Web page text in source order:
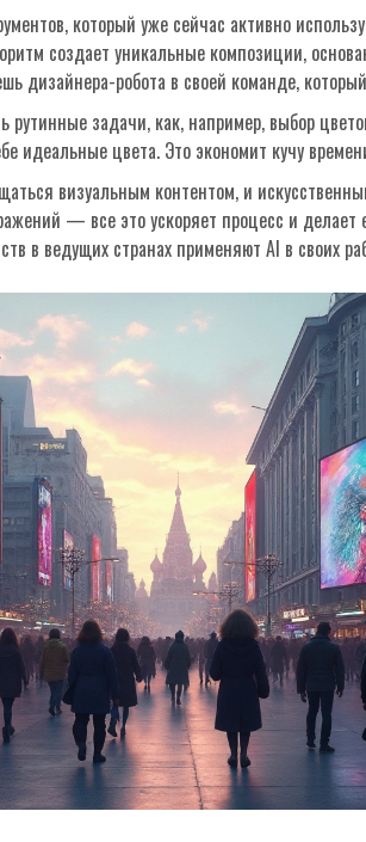
который уже сейчас активно
создает уникальные композиции,
дизайнера-робота в своей команде,
рутинные задачи, как, например, выбор
идеальные цвета. Это экономит кучу
визуальным контентом, и
— все это ускоряет процесс и делает
в ведущих странах применяют AI в своих